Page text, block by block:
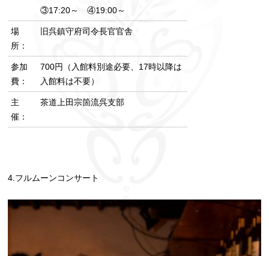
③17:20～ ④19:00～
場
所：
旧呉鎮守府司令長官官舎
参加
費：
700円（入館料別途必要、17時以降は
入館料は不要）
主
催：
茶道上田宗箇流呉支部
4.フルムーンコンサート